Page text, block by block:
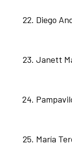
Diego
Janett
María